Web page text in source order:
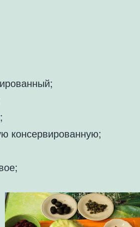
консервированную;